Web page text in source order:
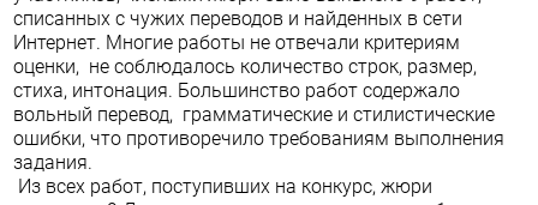
списанных с чужих переводов и найденных в сети
Интернет. Многие работы не отвечали критериям
оценки, не соблюдалось количество строк, размер,
стиха, интонация. Большинство работ содержало
вольный перевод, грамматические и стилистические
ошибки, что противоречило требованиям выполнения
задания.
Из всех работ, поступивших на конкурс, жюри